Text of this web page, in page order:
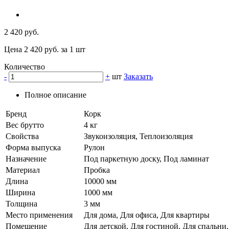
2 420 руб.
Цена 2 420 руб. за 1 шт
Количество
-
+ шт Заказать
Полное описание
Бренд
Корк
Вес брутто
4 кг
Свойства
Звукоизоляция, Теплоизоляция
Форма выпуска
Рулон
Назначение
Под паркетную доску, Под ламинат
Материал
Пробка
Длина
10000 мм
Ширина
1000 мм
Толщина
3 мм
Место применения
Для дома, Для офиса, Для квартиры
Помещение
Для детской, Для гостиной, Для